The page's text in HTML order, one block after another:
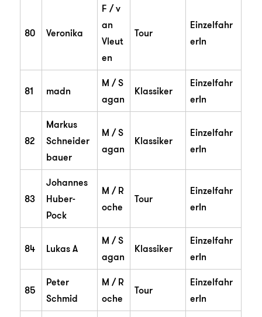
80 Veronika
F / v
an
Vleut
en
Tour
Einzelfahr
erIn
81 madn
M / S
agan
Klassiker
Einzelfahr
erIn
82
Markus
Schneider
bauer
M / S
agan
Klassiker
Einzelfahr
erIn
83
Johannes
Huber-
Pock
M / R
oche
Tour
Einzelfahr
erIn
84 Lukas A
M / S
agan
Klassiker
Einzelfahr
erIn
85
Peter
Schmid
M / R
oche
Tour
Einzelfahr
erIn